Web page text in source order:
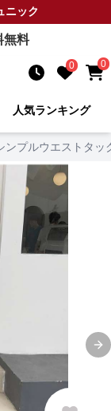
ニック
無料
0 0
人気ランキング
ンプルウエストタッ